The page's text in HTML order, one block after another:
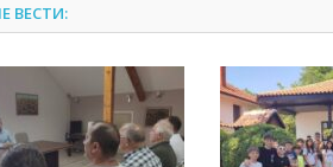
ВЕСТИ: